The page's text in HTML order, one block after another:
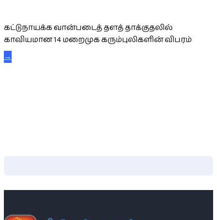
கட்டுநாயக்க வான்படைத் தளத் தாக்குதலில்
காவியமான 14 மறைமுக கரும்புலிகளின் விபரம்
→